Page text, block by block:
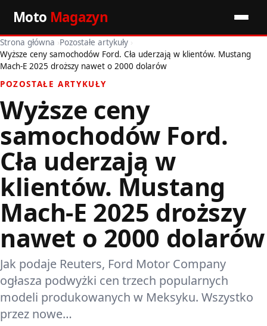
Moto Magazyn
Start
Premiery
Porady motoryzacyjne
Pozostałe artykuły
Strona główna ›Pozostałe artykuły ›
Wyższe ceny samochodów Ford. Cła uderzają w klientów. Mustang
Mach-E 2025 droższy nawet o 2000 dolarów
POZOSTAŁE ARTYKUŁY
Wyższe ceny
samochodów Ford.
Cła uderzają w
klientów. Mustang
Mach-E 2025 droższy
nawet o 2000 dolarów
Jak podaje Reuters, Ford Motor Company
ogłasza podwyżki cen trzech popularnych
modeli produkowanych w Meksyku. Wszystko
przez nowe…